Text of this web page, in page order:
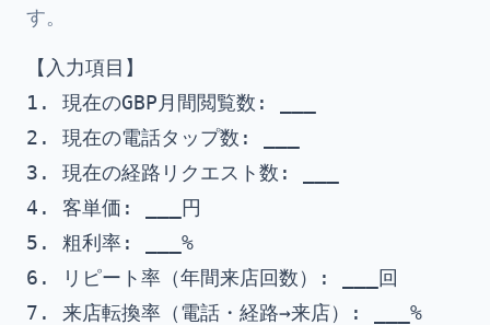
す。
【入力項目】
1. 現在のGBP月間閲覧数: ___
2. 現在の電話タップ数: ___
3. 現在の経路リクエスト数: ___
4. 客単価: ___円
5. 粗利率: ___%
6. リピート率（年間来店回数）: ___回
7. 来店転換率（電話・経路→来店）: ___%